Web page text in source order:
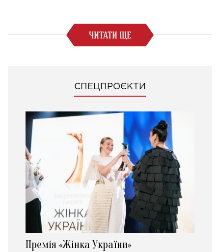
ЧИТАТИ ЩЕ
СПЕЦПРОЄКТИ
Премія «Жінка України»